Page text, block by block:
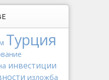
Турция
инвестиции
изложба